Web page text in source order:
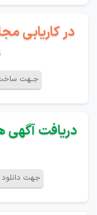
در کاریابی
جـهت ساخت
دریافت آگهی
جهت دانلود